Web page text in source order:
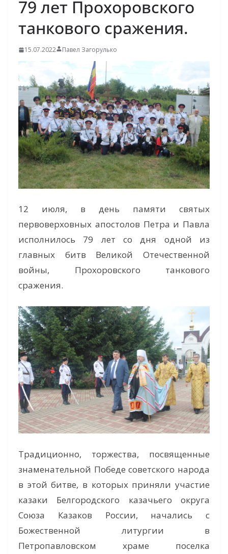
79 лет Прохоровского
танкового сражения.
15.07.2022 Павел Загорулько
12 июля, в день памяти святых
первоверховных апостолов Петра и Павла
исполнилось 79 лет со дня одной из
главных битв Великой Отечественной
войны, Прохоровского танкового
сражения.
Традиционно, торжества, посвященные
знаменательной Победе советского народа
в этой битве, в которых приняли участие
казаки Белгородского казачьего округа
Союза Казаков России, начались с
Божественной литургии в
Петропавловском храме поселка